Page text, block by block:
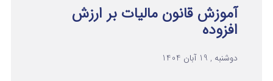
آموزش قانون مالیات بر ارزش
افزوده
دوشنبه , 19 آبان 1404